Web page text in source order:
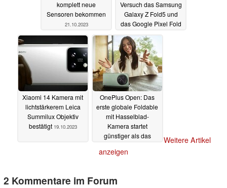
komplett neue
Sensoren bekommen
21.10.2023
Versuch das Samsung
Galaxy Z Fold5 und
das Google Pixel Fold
20.10.2023
Xiaomi 14 Kamera mit
lichtstärkerem Leica
Summilux Objektiv
bestätigt 19.10.2023
OnePlus Open: Das
erste globale Foldable
mit Hasselblad-
Kamera startet
günstiger als das
Fold519.10.2023
Weitere Artikel
anzeigen
2 Kommentare im Forum